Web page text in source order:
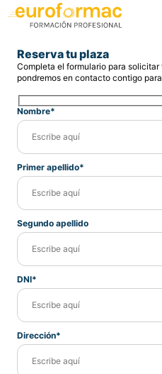
Reserva tu plaza
Completa el formulario para
pondremos en contacto contigo
Nombre*
Primer apellido*
Segundo apellido
DNI*
Dirección*